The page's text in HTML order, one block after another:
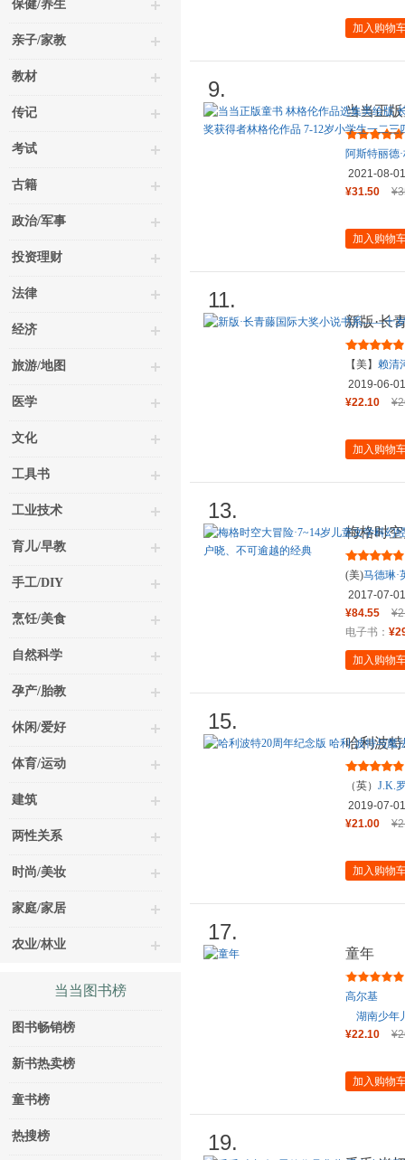
保健/养生
亲子/家教
教材
传记
考试
古籍
政治/军事
投资理财
法律
经济
旅游/地图
医学
文化
工具书
工业技术
育儿/早教
手工/DIY
烹饪/美食
自然科学
孕产/胎教
休闲/爱好
体育/运动
建筑
两性关系
时尚/美妆
家庭/家居
农业/林业
当当图书榜
图书畅销榜
新书热卖榜
童书榜
热搜榜
加入购物
9.
当当正
子皮皮
阿斯特丽德
2021-08-01
¥31.50
加入购物
11.
新版·长
年
【美】 赖清
2019-06-01
¥22.10
加入购物
13.
梅格时
（全5册
(美)马德琳·
2017-07-01
¥84.55
电子书：
加入购物
15.
哈利波
Ⅰ（第1卷
（英） J.K.
2019-07-01
¥21.00
加入购物
17.
童年
高尔基
湖南少年
¥22.10
加入购物
19.